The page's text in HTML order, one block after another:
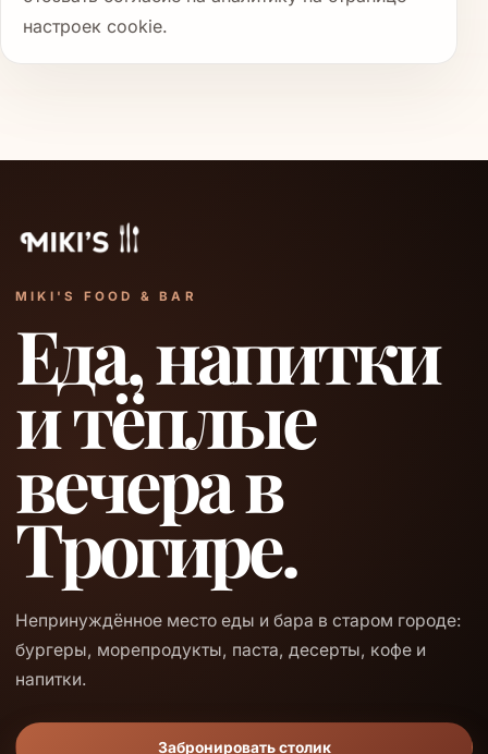
настроек cookie.
MIKI'S FOOD & BAR
Еда, напитки
и тёплые
вечера в
Трогире.
Непринуждённое место еды и бара в старом городе:
бургеры, морепродукты, паста, десерты, кофе и
напитки.
Забронировать столик